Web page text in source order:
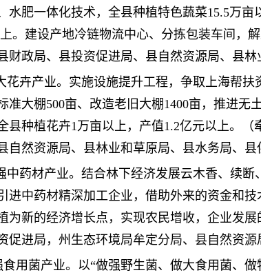
水肥一体化技术，全县种植特色蔬菜15.5万
。建设产地冷链物流中心、分拣包装车间，
财政局、县投资促进局、县自然资源局、县
花卉产业。实施设施提升工程，争取上海帮
准大棚500亩、改造老旧大棚1400亩，推进
县种植花卉1万亩以上，产值1.2亿元以上。
自然资源局、县林业和草原局、县水务局、县
中药材产业。结合林下经济发展云木香、续
进中药材精深加工企业，借助外来的资金和
为新的经济增长点，实现农民增收，企业发
促进局，州生态环境局牟定分局、县自然资
食用菌产业。以“做强野生菌、做大食用菌、